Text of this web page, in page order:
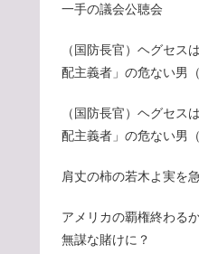
一手の議会公聴会
（国防長官）ヘグセス
配主義者」の危ない男（
（国防長官）ヘグセス
配主義者」の危ない男（
肩丈の柿の若木よ実を
アメリカの覇権終わる
無謀な賭けに？